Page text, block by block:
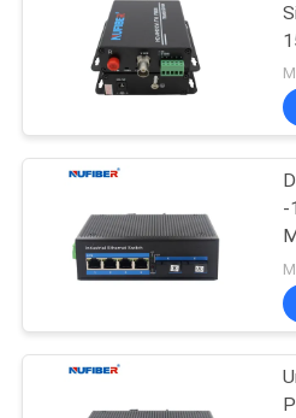
NACHRICHTEN
SIE
ZITAT
-